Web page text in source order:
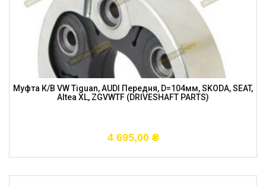
Муфта К/в VW Tiguan, AUDI Передня, D=104мм, SKODA, SEAT,
Altea XL, ZGVWTF (DRIVESHAFT PARTS)
4 695,00 ₴